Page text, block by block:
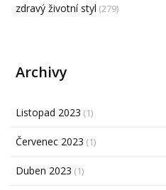
zdravý životní styl (279)
Archivy
Listopad 2023 (1)
Červenec 2023 (1)
Duben 2023 (1)